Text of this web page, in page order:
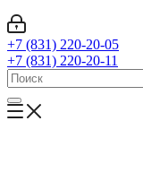
+7 (831) 220-20-05
+7 (831) 220-20-11